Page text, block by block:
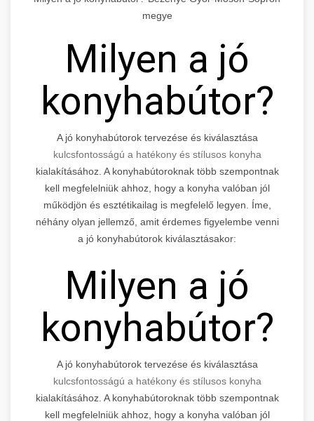
megye
Milyen a jó
konyhabútor?
A jó konyhabútorok tervezése és kiválasztása
kulcsfontosságú a hatékony és stílusos konyha
kialakításához. A konyhabútoroknak több szempontnak
kell megfelelniük ahhoz, hogy a konyha valóban jól
működjön és esztétikailag is megfelelő legyen. Íme,
néhány olyan jellemző, amit érdemes figyelembe venni
a jó konyhabútorok kiválasztásakor:
Milyen a jó
konyhabútor?
A jó konyhabútorok tervezése és kiválasztása
kulcsfontosságú a hatékony és stílusos konyha
kialakításához. A konyhabútoroknak több szempontnak
kell megfelelniük ahhoz, hogy a konyha valóban jól